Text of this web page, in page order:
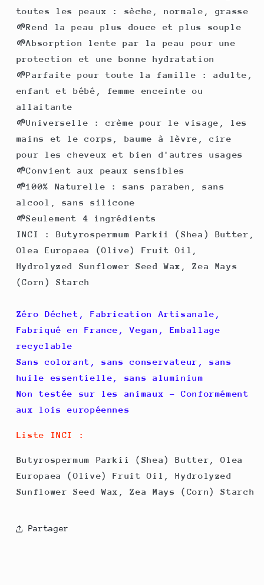
toutes les peaux : sèche, normale, grasse
🌱Rend la peau plus douce et plus souple
🌱Absorption lente par la peau pour une
protection et une bonne hydratation
🌱Parfaite pour toute la famille : adulte,
enfant et bébé, femme enceinte ou
allaitante
🌱Universelle : crème pour le visage, les
mains et le corps, baume à lèvre, cire
pour les cheveux et bien d'autres usages
🌱Convient aux peaux sensibles
🌱100% Naturelle : sans paraben, sans
alcool, sans silicone
🌱Seulement 4 ingrédients
INCI : Butyrospermum Parkii (Shea) Butter,
Olea Europaea (Olive) Fruit Oil,
Hydrolyzed Sunflower Seed Wax, Zea Mays
(Corn) Starch
Zéro Déchet, Fabrication Artisanale,
Fabriqué en France, Vegan, Emballage
recyclable
Sans colorant, sans conservateur, sans
huile essentielle, sans aluminium
Non testée sur les animaux - Conformément
aux lois européennes
Liste INCI :
Butyrospermum Parkii (Shea) Butter, Olea
Europaea (Olive) Fruit Oil, Hydrolyzed
Sunflower Seed Wax, Zea Mays (Corn) Starch
Partager